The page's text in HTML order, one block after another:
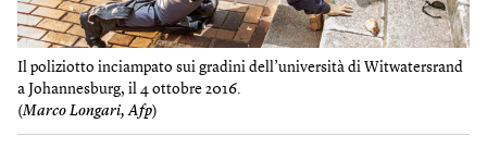
Il poliziotto inciampato sui gradini dell’università di Witwatersrand
a Johannesburg, il 4 ottobre 2016.
(Marco Longari, Afp)